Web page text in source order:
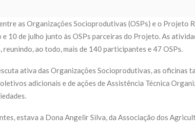
as Organizações Socioprodutivas (OSPs) e o
10 de julho junto às OSPs parceiras do Projeto. As
ao todo, mais de 140 participantes e 47 OSPs.
ativa das Organizações Socioprodutivas, as oficinas
adicionais e de ações de Assistência Técnica
estava a Dona Angelir Silva, da Associação dos